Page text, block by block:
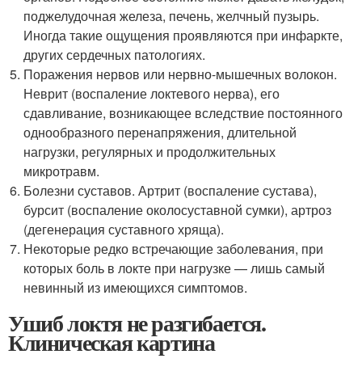
поджелудочная железа, печень, желчный пузырь.
Иногда такие ощущения проявляются при инфаркте,
других сердечных патологиях.
Поражения нервов или нервно-мышечных волокон.
Неврит (воспаление локтевого нерва), его
сдавливание, возникающее вследствие постоянного
однообразного перенапряжения, длительной
нагрузки, регулярных и продолжительных
микротравм.
Болезни суставов. Артрит (воспаление сустава),
бурсит (воспаление околосуставной сумки), артроз
(дегенерация суставного хряща).
Некоторые редко встречающие заболевания, при
которых боль в локте при нагрузке — лишь самый
невинный из имеющихся симптомов.
Ушиб локтя не разгибается.
Клиническая картина